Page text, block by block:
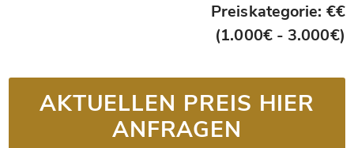
Preiskategorie: €€
(1.000€ - 3.000€)
AKTUELLEN PREIS HIER
ANFRAGEN